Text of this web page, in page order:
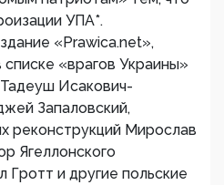
УПА*.
«Prawica.net»,
«врагов Украины»
Исакович-
Запаловский,
реконструкций Мирослав
Ягеллонского
Гротт и другие польские